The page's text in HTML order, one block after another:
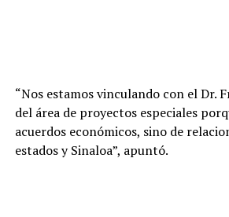
“Nos estamos vinculando con el Dr.
del área de proyectos especiales
acuerdos económicos, sino de
estados y Sinaloa”, apuntó.